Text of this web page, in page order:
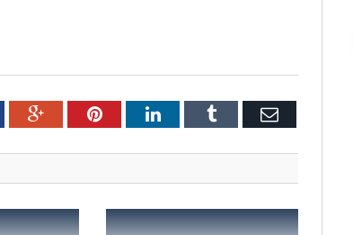
Google+PinterestLinkedInTumblr Email